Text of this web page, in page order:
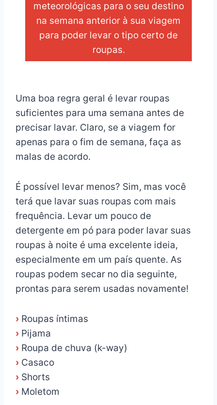
meteorológicas para o seu destino
na semana anterior à sua viagem
para poder levar o tipo certo de
roupas.
Uma boa regra geral é levar roupas
suficientes para uma semana antes de
precisar lavar. Claro, se a viagem for
apenas para o fim de semana, faça as
malas de acordo.
É possível levar menos? Sim, mas você
terá que lavar suas roupas com mais
frequência. Levar um pouco de
detergente em pó para poder lavar suas
roupas à noite é uma excelente ideia,
especialmente em um país quente. As
roupas podem secar no dia seguinte,
prontas para serem usadas novamente!
› Roupas íntimas
› Pijama
› Roupa de chuva (k-way)
› Casaco
› Shorts
› Moletom